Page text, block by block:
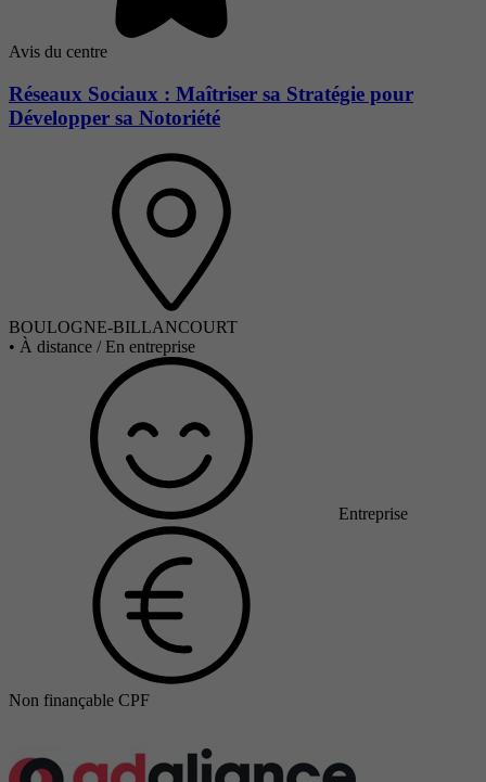
Avis du centre
Réseaux Sociaux : Maîtriser sa Stratégie pour
Développer sa Notoriété
BOULOGNE-BILLANCOURT
• À distance / En entreprise
Entreprise
Non finançable CPF